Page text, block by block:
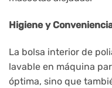
Higiene y
La bolsa interior de
lavable en máquina
óptima, sino que